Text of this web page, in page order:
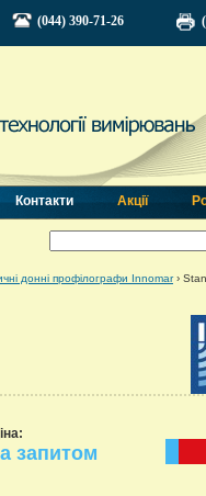
(044) 390-71-26
Контакти Акції
донні профілографи Innomar›
запитом